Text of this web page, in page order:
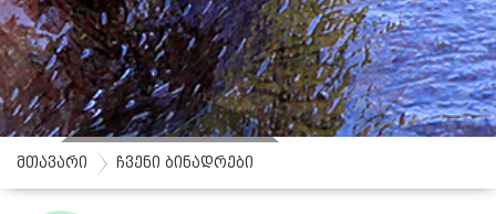
მთავარი ჩვენი ბინადრები